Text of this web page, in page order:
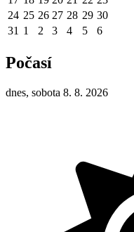
24 25 26 27 28 29 30
31 1 2 3 4 5 6
Počasí
dnes, sobota 8. 8. 2026